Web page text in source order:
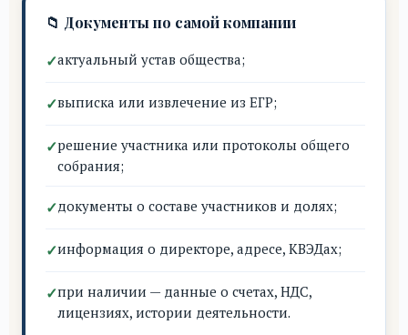
📁 Документы по самой компании
актуальный устав общества;
выписка или извлечение из ЕГР;
решение участника или протоколы общего
собрания;
документы о составе участников и долях;
информация о директоре, адресе, КВЭДах;
при наличии — данные о счетах, НДС,
лицензиях, истории деятельности.